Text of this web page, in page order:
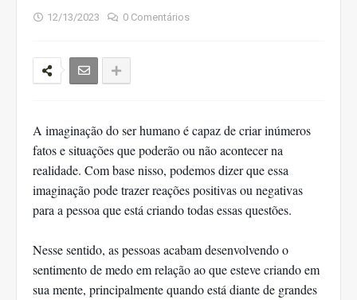
12/13/2023 0 Comentários
A imaginação do ser humano é capaz de criar inúmeros
fatos e situações que poderão ou não acontecer na
realidade. Com base nisso, podemos dizer que essa
imaginação pode trazer reações positivas ou negativas
para a pessoa que está criando todas essas questões.
Nesse sentido, as pessoas acabam desenvolvendo o
sentimento de medo em relação ao que esteve criando em
sua mente, principalmente quando está diante de grandes